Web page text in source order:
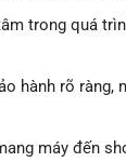
trong quá
hành rõ ràng,
máy đến